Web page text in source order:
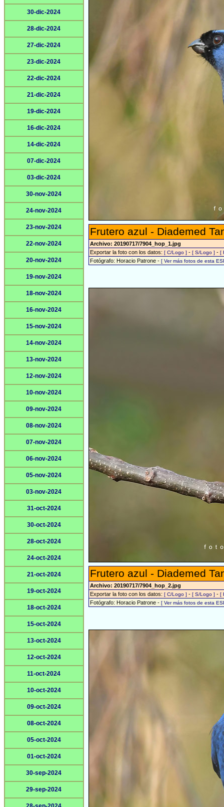
30-dic-2024
28-dic-2024
27-dic-2024
23-dic-2024
22-dic-2024
21-dic-2024
19-dic-2024
16-dic-2024
14-dic-2024
07-dic-2024
03-dic-2024
30-nov-2024
24-nov-2024
23-nov-2024
22-nov-2024
20-nov-2024
19-nov-2024
18-nov-2024
16-nov-2024
15-nov-2024
14-nov-2024
13-nov-2024
12-nov-2024
10-nov-2024
09-nov-2024
08-nov-2024
07-nov-2024
06-nov-2024
05-nov-2024
03-nov-2024
31-oct-2024
30-oct-2024
28-oct-2024
24-oct-2024
21-oct-2024
19-oct-2024
18-oct-2024
15-oct-2024
13-oct-2024
12-oct-2024
11-oct-2024
10-oct-2024
09-oct-2024
08-oct-2024
05-oct-2024
01-oct-2024
30-sep-2024
29-sep-2024
Frutero azul - Diademed
Archivo: 20190717/7904_hop_1.jpg
Exportar la foto con los datos: [ C/Logo ] - [ S/Logo ] - [
Fotógrafo: Horacio Patrone - [ Ver más fotos de esta
Frutero azul - Diademed
Archivo: 20190717/7904_hop_2.jpg
Exportar la foto con los datos: [ C/Logo ] - [ S/Logo ] - [
Fotógrafo: Horacio Patrone - [ Ver más fotos de esta